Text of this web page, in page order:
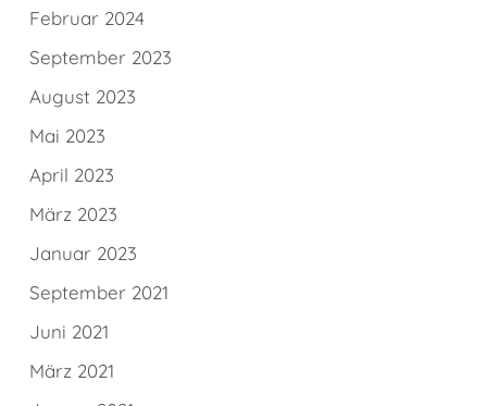
Februar 2024
September 2023
August 2023
Mai 2023
April 2023
März 2023
Januar 2023
September 2021
Juni 2021
März 2021